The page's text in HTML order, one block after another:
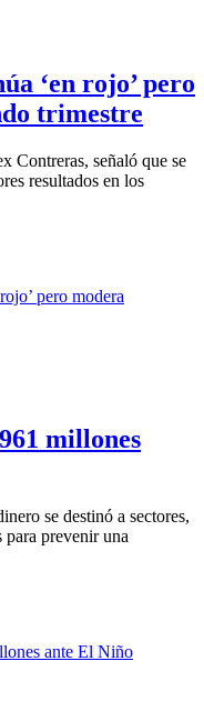
‘en rojo’ pero
trimestre
Contreras, señaló que se
resultados en los
millones
se destinó a sectores,
para prevenir una